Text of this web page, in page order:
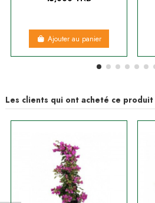
Ajouter au panier
Les clients qui ont acheté ce